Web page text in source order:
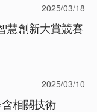
2025/03/18
慧創新大賞競賽
2025/03/10
相關技術